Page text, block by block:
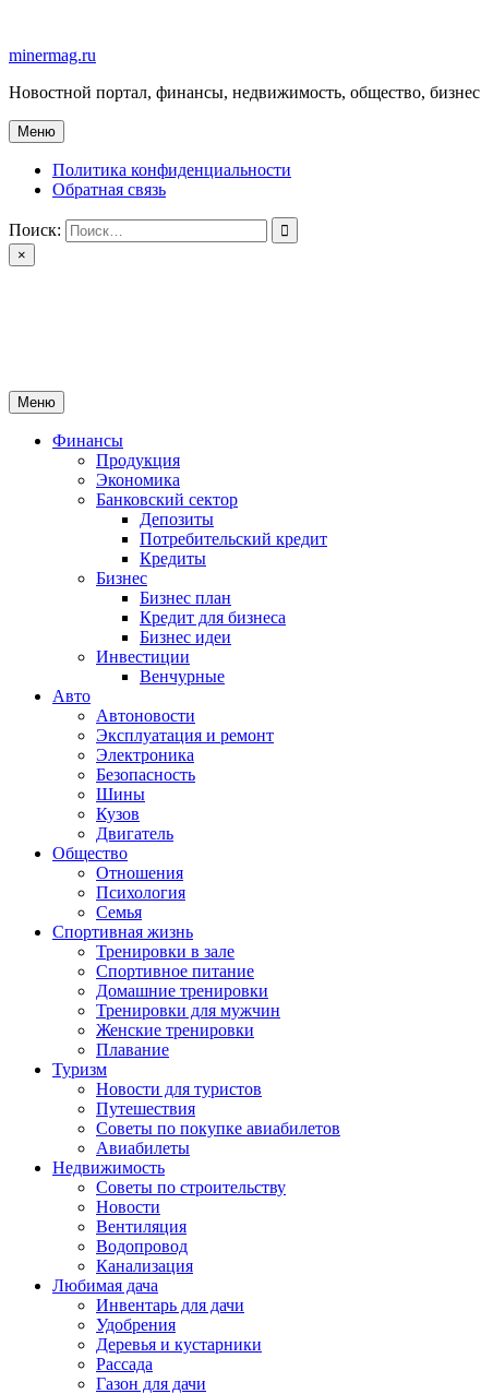
содержимому
minermag.ru
Новостной портал, финансы, недвижимость, общество, бизнес
Меню
Политика конфиденциальности
Обратная связь
Поиск:
×
Меню
Финансы
Продукция
Экономика
Банковский сектор
Депозиты
Потребительский кредит
Кредиты
Бизнес
Бизнес план
Кредит для бизнеса
Бизнес идеи
Инвестиции
Венчурные
Авто
Автоновости
Эксплуатация и ремонт
Электроника
Безопасность
Шины
Кузов
Двигатель
Общество
Отношения
Психология
Семья
Спортивная жизнь
Тренировки в зале
Спортивное питание
Домашние тренировки
Тренировки для мужчин
Женские тренировки
Плавание
Туризм
Новости для туристов
Путешествия
Советы по покупке авиабилетов
Авиабилеты
Недвижимость
Советы по строительству
Новости
Вентиляция
Водопровод
Канализация
Любимая дача
Инвентарь для дачи
Удобрения
Деревья и кустарники
Рассада
Газон для дачи